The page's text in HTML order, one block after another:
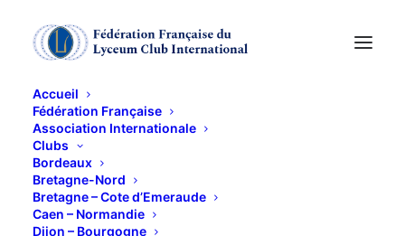
Accueil
Fédération Française
Association Internationale
Clubs
Bordeaux
Bretagne-Nord
Bretagne – Cote d’Emeraude
Caen – Normandie
Dijon – Bourgogne
MESSE du SOUVENIR
4 NOVEMBRE 2015